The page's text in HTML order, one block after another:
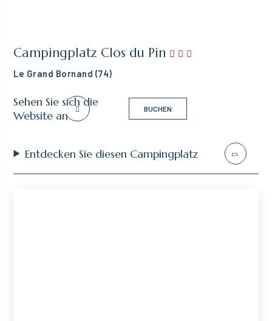
Campingplatz Clos du Pin
Le Grand Bornand (74)
Sehen Sie sich die
Website an
BUCHEN
Entdecken Sie diesen Campingplatz